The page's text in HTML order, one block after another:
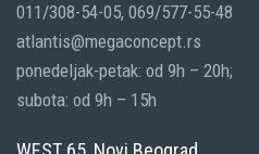
011/308-54-05, 069/577-55-48
atlantis@megaconcept.rs
ponedeljak-petak: od 9h – 20h;
subota: od 9h – 15h